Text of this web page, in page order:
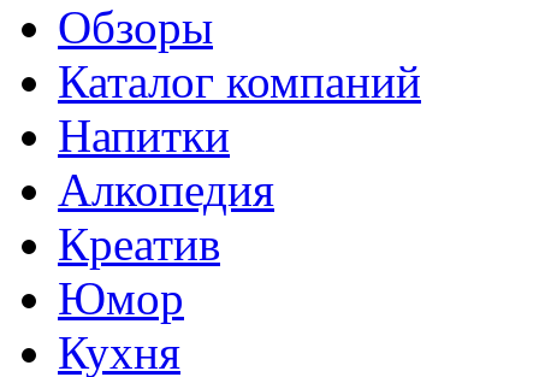
Обзоры
Каталог компаний
Напитки
Алкопедия
Креатив
Юмор
Кухня